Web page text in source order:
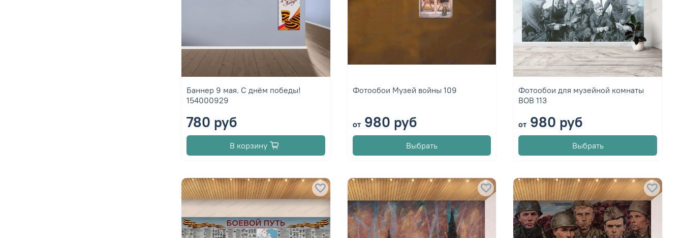
Баннер 9 мая. С днём победы!
154000929
780 руб
В корзину
Фотообои Музей войны 109
от980 руб
Выбрать
Фотообои для музейной комнаты
ВОВ 113
от 980 руб
Выбрать